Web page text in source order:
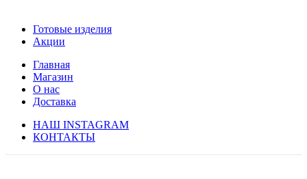
Готовые изделия
Акции
Главная
Магазин
О нас
Доставка
НАШ INSTAGRAM
КОНТАКТЫ